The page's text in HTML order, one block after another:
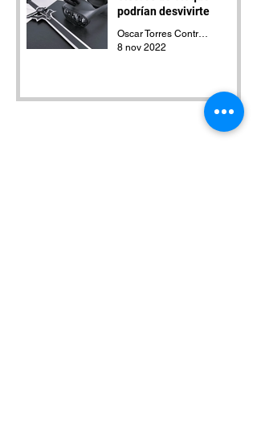
podrían desvivirte
Oscar Torres Contreras
8 nov 2022